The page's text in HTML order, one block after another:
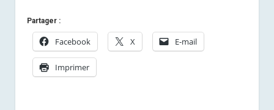
Partager :
Facebook X E-mail
Imprimer